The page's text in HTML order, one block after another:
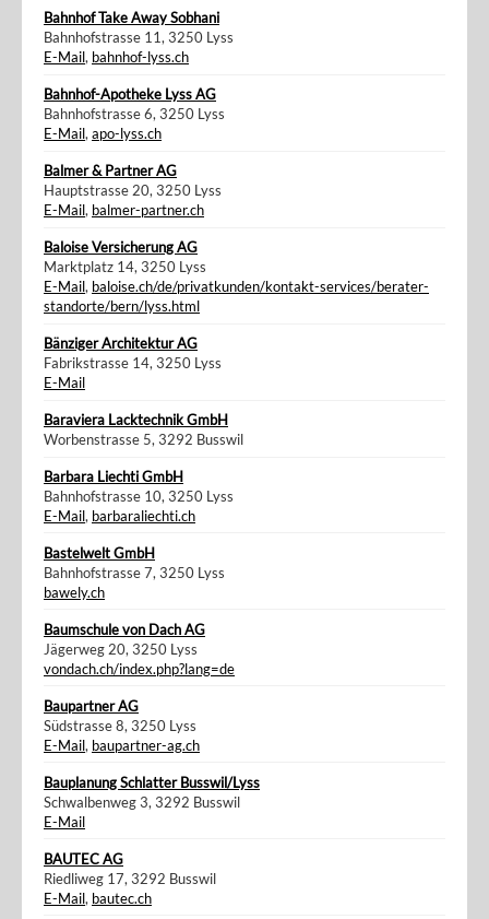
Bahnhof Take Away Sobhani
Bahnhofstrasse 11, 3250 Lyss
E-Mail, bahnhof-lyss.ch
Bahnhof-Apotheke Lyss AG
Bahnhofstrasse 6, 3250 Lyss
E-Mail,apo-lyss.ch
Balmer & Partner AG
Hauptstrasse 20, 3250 Lyss
E-Mail, balmer-partner.ch
Baloise Versicherung AG
Marktplatz 14, 3250 Lyss
E-Mail, baloise.ch/de/privatkunden/kontakt-services/berater-
standorte/bern/lyss.html
Bänziger Architektur AG
Fabrikstrasse 14, 3250 Lyss
E-Mail
Baraviera Lacktechnik GmbH
Worbenstrasse 5, 3292 Busswil
Barbara Liechti GmbH
Bahnhofstrasse 10, 3250 Lyss
E-Mail, barbaraliechti.ch
Bastelwelt GmbH
Bahnhofstrasse 7, 3250 Lyss
bawely.ch
Baumschule von Dach AG
Jägerweg 20, 3250 Lyss
vondach.ch/index.php?lang=de
Baupartner AG
Südstrasse 8, 3250 Lyss
E-Mail, baupartner-ag.ch
Bauplanung Schlatter Busswil/Lyss
Schwalbenweg 3, 3292 Busswil
E-Mail
BAUTEC AG
Riedliweg 17, 3292 Busswil
E-Mail, bautec.ch